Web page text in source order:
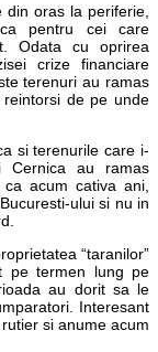
oras la periferie,
pentru cei care
Odata cu oprirea
crize financiare
terenuri au ramas
reintorsi de pe unde
si terenurile care i-
Cernica au ramas
acum cativa ani,
ului si nu in
“taranilor”
pe termen lung pe
au dorit sa le
Interesant
si anume acum